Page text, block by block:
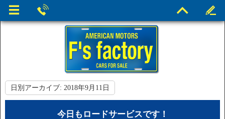
日別アーカイブ: 2018年9月11日
今日もロードサービスです！